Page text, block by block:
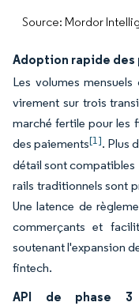
Source: Mordor
Adoption rapide des
Les volumes
virement sur trois
marché fertile pour les
des paiements[1]. Plus
détail sont compatibles
rails traditionnels sont
Une latence de
commerçants et
soutenant l'expansion
fintech.
API de phase